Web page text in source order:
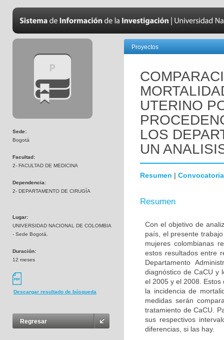
Sede:
Bogotá
Facultad:
2- FACULTAD DE MEDICINA
Dependencia:
2- DEPARTAMENTO DE CIRUGÍA
Lugar:
UNIVERSIDAD NACIONAL DE COLOMBIA
- Sede Bogotá.
Duración:
12 meses
Descargar resultado de búsqueda
Regresar
Proyectos
UTERINO
LOS
UN
Resumen | Convocatoria
Resumen
Con el objetivo de
país, el presente
mujeres colombianas
estos resultados entre
Departamento
diagnóstico de CaCU y
el 2005 y el 2008.
la incidencia de
medidas serán
tratamiento de CaCU.
sus respectivos
diferencias, si las hay.